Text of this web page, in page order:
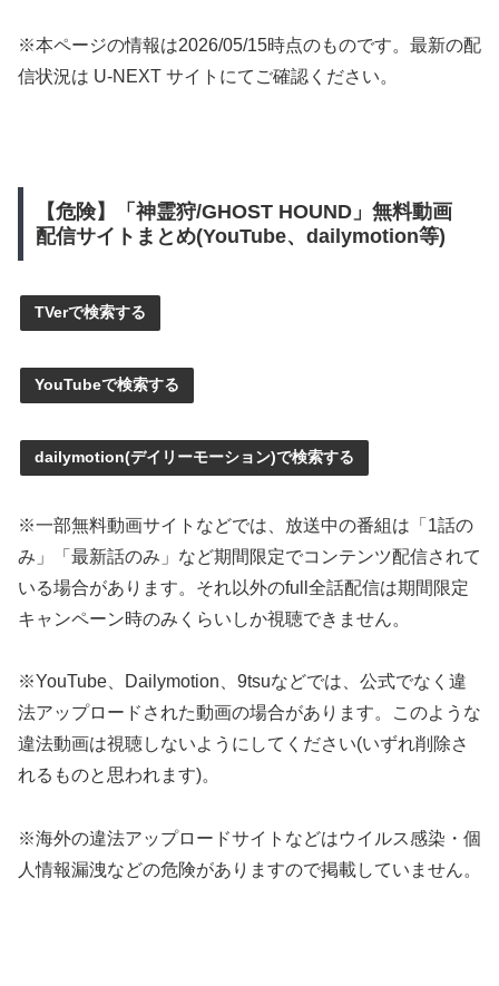
※本ページの情報は2026/05/15時点のものです。最新の配
信状況は U-NEXT サイトにてご確認ください。
【危険】「神霊狩/GHOST HOUND」無料動画
配信サイトまとめ(YouTube、dailymotion等)
TVerで検索する
YouTubeで検索する
dailymotion(デイリーモーション)で検索する
※一部無料動画サイトなどでは、放送中の番組は「1話の
み」「最新話のみ」など期間限定でコンテンツ配信されて
いる場合があります。それ以外のfull全話配信は期間限定
キャンペーン時のみくらいしか視聴できません。
※YouTube、Dailymotion、9tsuなどでは、公式でなく違
法アップロードされた動画の場合があります。このような
違法動画は視聴しないようにしてください(いずれ削除さ
れるものと思われます)。
※海外の違法アップロードサイトなどはウイルス感染・個
人情報漏洩などの危険がありますので掲載していません。